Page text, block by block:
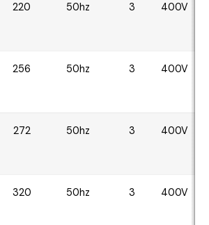
220 50hz 3 400V
256 50hz 3 400V
272 50hz 3 400V
320 50hz 3 400V